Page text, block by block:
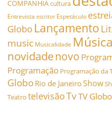
COMPANHIAcultura
Entrevista escritor Espetáculo
Globo Lançamento
music Musicalidade Música
novidadenovo
Programação Programação da
Globo Rio de JaneiroShow
Teatro televisãoTvTV Globo